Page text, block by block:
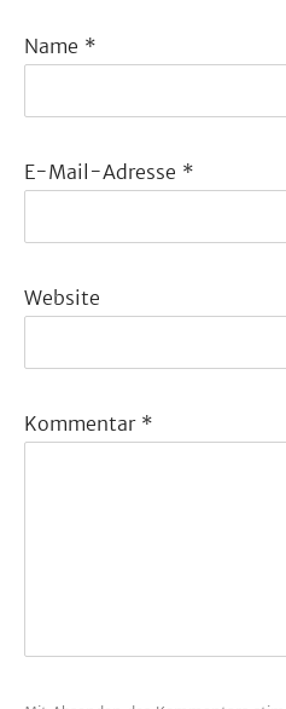
Name *
E-Mail-Adresse *
Website
Kommentar *